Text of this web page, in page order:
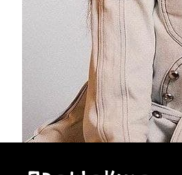
Зірки Кіно Новини Підбірки
Сьогодні, 21 лютого, свій
мама Софі Тернер. Завдяки
Тернер зі вчорашньої...
Автор:Алла